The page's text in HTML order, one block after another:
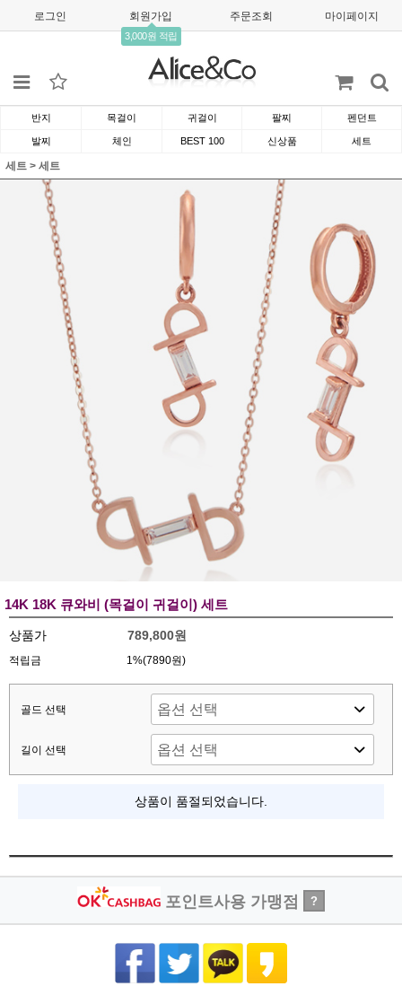
로그인 회원가입
3,000원 적립
주문조회 마이페이지
반지 목걸이 귀걸이 팔찌 펜던트
발찌 체인 BEST 100 신상품 세트
세트 > 세트
14K 18K 큐와비 (목걸이 귀걸이) 세트
상품가 789,800원
적립금 1%(7890원)
골드 선택
길이 선택
상품이 품절되었습니다.
포인트사용 가맹점 ?